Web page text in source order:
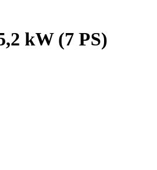
kW (7 PS)